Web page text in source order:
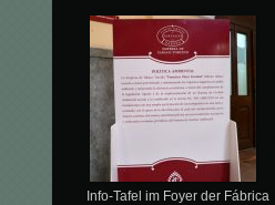
Info-Tafel im Foyer der Fábrica